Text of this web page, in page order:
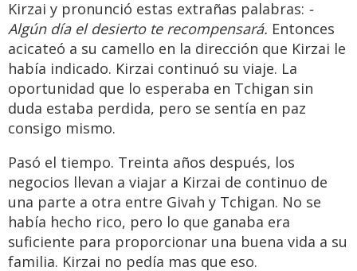
Kirzai y pronunció estas extrañas palabras: -
Algún día el desierto te recompensará. Entonces
acicateó a su camello en la dirección que Kirzai le
había indicado. Kirzai continuó su viaje. La
oportunidad que lo esperaba en Tchigan sin
duda estaba perdida, pero se sentía en paz
consigo mismo.
Pasó el tiempo. Treinta años después, los
negocios llevan a viajar a Kirzai de continuo de
una parte a otra entre Givah y Tchigan. No se
había hecho rico, pero lo que ganaba era
suficiente para proporcionar una buena vida a su
familia. Kirzai no pedía mas que eso.